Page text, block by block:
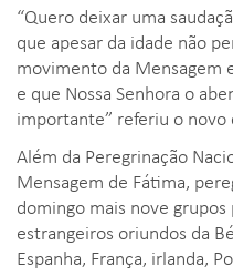
“Quero deixar uma
que apesar da idade não
movimento da
e que Nossa Senhora o
importante” referiu o novo
Além da Peregrinação
Mensagem de Fátima,
domingo mais nove
estrangeiros oriundos da
Espanha, França, irlanda,